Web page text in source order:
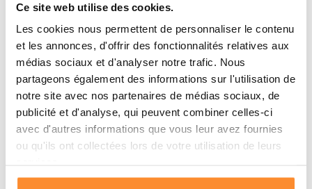
Ce site web utilise des cookies.
Les cookies nous permettent de personnaliser le contenu
et les annonces, d'offrir des fonctionnalités relatives aux
médias sociaux et d'analyser notre trafic. Nous
partageons également des informations sur l'utilisation de
notre site avec nos partenaires de médias sociaux, de
publicité et d'analyse, qui peuvent combiner celles-ci
avec d'autres informations que vous leur avez fournies
ou qu'ils ont collectées lors de votre utilisation de leurs
des matériaux inflammables. De plus, nous vous
recommandons de vérifier l'état du réservoir après le
transport. Les bosses, les déformations et les
dommages peuvent constituer un danger potentiel.
Consignes de sécurité
Pour la sécurité des utilisateurs, il est important de
respecter les consignes de sécurité suivantes.
H229:à une température supérieure à 50 °C, le